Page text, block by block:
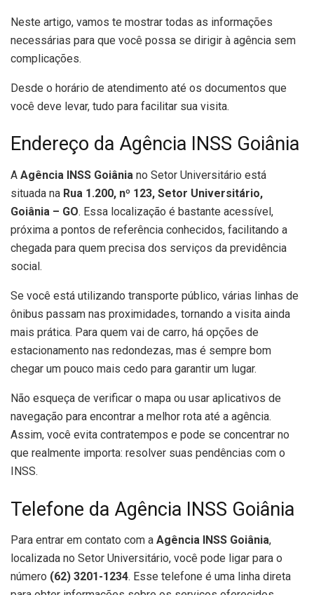
Neste artigo, vamos te mostrar todas as informações
necessárias para que você possa se dirigir à agência sem
complicações.
Desde o horário de atendimento até os documentos que
você deve levar, tudo para facilitar sua visita.
Endereço da Agência INSS Goiânia
A Agência INSS Goiânia no Setor Universitário está
situada na Rua 1.200, nº 123, Setor Universitário,
Goiânia – GO. Essa localização é bastante acessível,
próxima a pontos de referência conhecidos, facilitando a
chegada para quem precisa dos serviços da previdência
social.
Se você está utilizando transporte público, várias linhas de
ônibus passam nas proximidades, tornando a visita ainda
mais prática. Para quem vai de carro, há opções de
estacionamento nas redondezas, mas é sempre bom
chegar um pouco mais cedo para garantir um lugar.
Não esqueça de verificar o mapa ou usar aplicativos de
navegação para encontrar a melhor rota até a agência.
Assim, você evita contratempos e pode se concentrar no
que realmente importa: resolver suas pendências com o
INSS.
Telefone da Agência INSS Goiânia
Para entrar em contato com a Agência INSS Goiânia,
localizada no Setor Universitário, você pode ligar para o
número (62) 3201-1234. Esse telefone é uma linha direta